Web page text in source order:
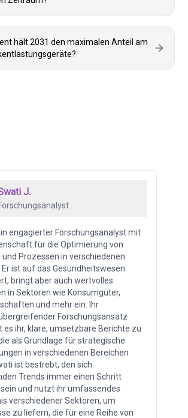
hält 2031 den maximalen Anteil am
J.
engagierter Forschungsanalyst mit
für die Optimierung von
Prozessen in verschiedenen
Er ist auf das Gesundheitswesen
bringt aber auch wertvolles
in Sektoren wie Konsumgüter,
und mehr ein. Ihr
Forschungsansatz
es ihr, klare, umsetzbare Berichte zu
als Grundlage für strategische
in verschiedenen Bereichen
ist bestrebt, den sich
Trends immer einen Schritt
und nutzt ihr umfassendes
verschiedener Sektoren, um
zu liefern, die für eine Reihe von